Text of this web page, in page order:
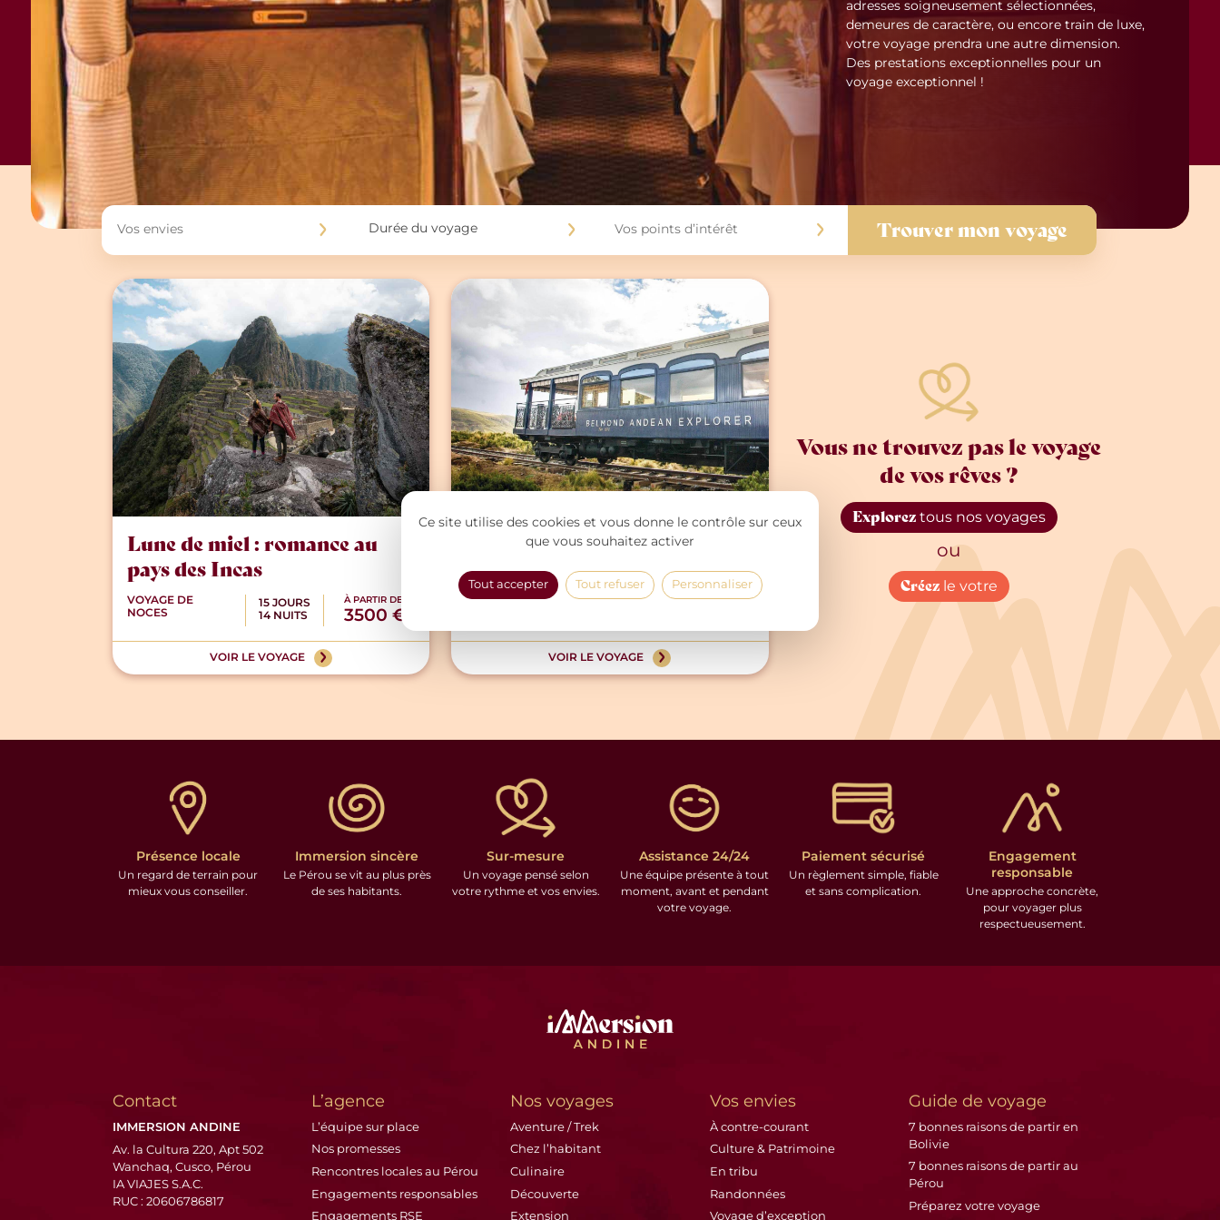
adresses soigneusement sélectionnées,
demeures de caractère, ou encore train de luxe,
votre voyage prendra une autre dimension.
Des prestations exceptionnelles pour un
voyage exceptionnel !
Durée du voyage Trouver mon voyage
Lune de miel : romance au
pays des Incas
VOYAGE DE
NOCES
15 JOURS
14 NUITS
À PARTIR DE
3500 €
VOIR LE VOYAGE
Pérou côté luxe
SLOW TOURISME 11 JOURS À PARTIR DE
VOIR LE VOYAGE
Vous ne trouvez pas le voyage
de vos rêves ?
Exploreztous nos voyages
ou
Créezle votre
Présence locale
Un regard de terrain pour
mieux vous conseiller.
Immersion sincère
Le Pérou se vit au plus près
de ses habitants.
Sur-mesure
Un voyage pensé selon
votre rythme et vos envies.
Assistance 24/24
Une équipe présente à tout
moment, avant et pendant
votre voyage.
Paiement sécurisé
Un règlement simple, fiable
et sans complication.
Engagement
responsable
Une approche concrète,
pour voyager plus
respectueusement.
L’agence
L’équipe sur place
Nos promesses
Rencontres locales au Pérou
Engagements responsables
Nos voyages
Aventure / Trek
Chez l’habitant
Culinaire
Découverte
Vos envies
À contre-courant
Culture & Patrimoine
En tribu
Randonnées
Guide de voyage
7 bonnes raisons de partir en
Bolivie
7 bonnes raisons de partir au
Pérou
Préparez votre voyage
Contact
IMMERSION ANDINE
Av. la Cultura 220, Apt 502
Wanchaq, Cusco, Pérou
IA VIAJES S.A.C.
RUC : 20606786817
Ce site utilise des cookies et vous donne le contrôle sur ceux
que vous souhaitez activer
Tout accepter Tout refuser Personnaliser